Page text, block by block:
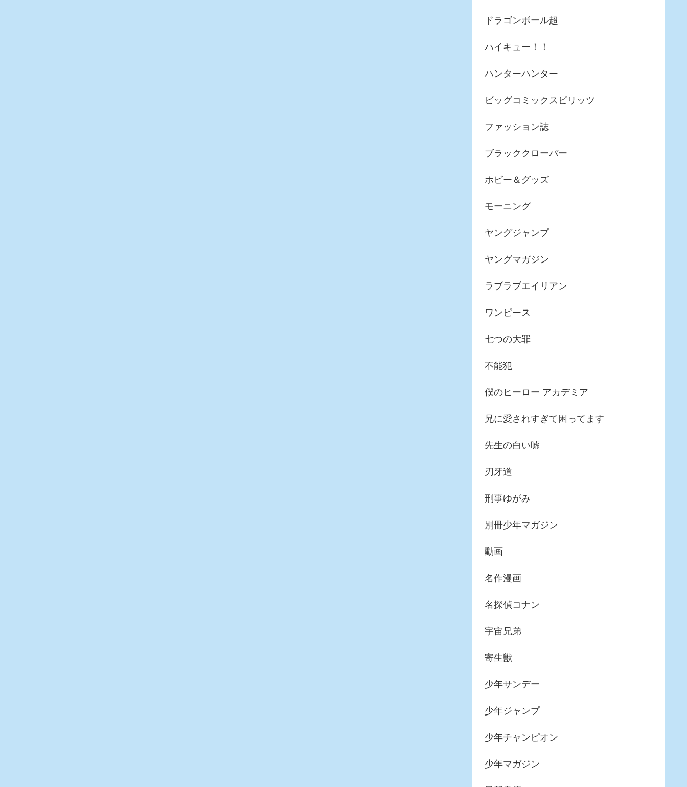
ドラゴンボール超
ハイキュー！！
ハンターハンター
ビッグコミックスピリッツ
ファッション誌
ブラッククローバー
ホビー＆グッズ
モーニング
ヤングジャンプ
ヤングマガジン
ラブラブエイリアン
ワンピース
七つの大罪
不能犯
僕のヒーロー アカデミア
兄に愛されすぎて困ってます
先生の白い嘘
刃牙道
刑事ゆがみ
別冊少年マガジン
動画
名作漫画
名探偵コナン
宇宙兄弟
寄生獣
少年サンデー
少年ジャンプ
少年チャンピオン
少年マガジン